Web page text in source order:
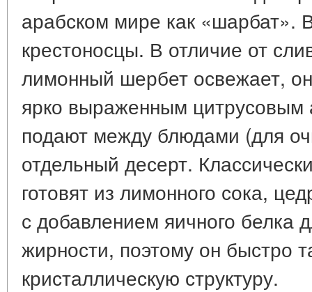
арабском мире как «шарбат».
крестоносцы. В отличие от
лимонный шербет освежает,
ярко выраженным цитрусовым
подают между блюдами (для
отдельный десерт.
готовят из лимонного сока,
с добавлением яичного белка
жирности, поэтому он быстро
кристаллическую структуру.